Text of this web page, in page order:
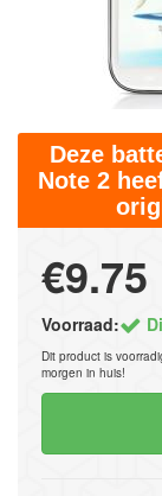
Deze
Note 2
€9.75
Voorraad:
Dit product is
morgen in huis!